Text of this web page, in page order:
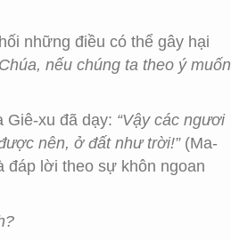
những điều có thể gây hại
nếu chúng ta theo ý muốn
Giê-xu đã dạy: “Vậy các ngươi
nên, ở đất như trời!”(Ma-
đáp lời theo sự khôn ngoan